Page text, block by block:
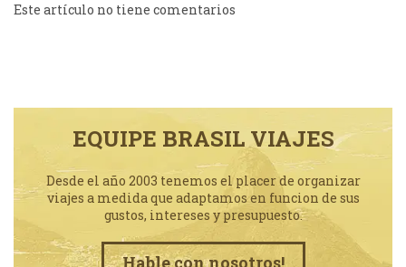
Este artículo no tiene comentarios
EQUIPE BRASIL VIAJES
Desde el año 2003 tenemos el placer de organizar
viajes a medida que adaptamos en funcion de sus
gustos, intereses y presupuesto.